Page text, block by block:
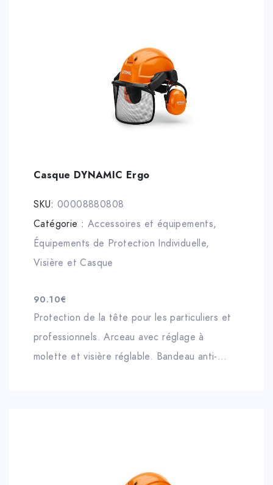
Casque DYNAMIC Ergo
SKU: 00008880808
Catégorie : Accessoires et équipements,
Équipements de Protection Individuelle,
Visière et Casque
90.10€
Protection de la tête pour les particuliers et
professionnels. Arceau avec réglage à
molette et visière réglable. Bandeau anti-
particulièrement compacte de la visière et de